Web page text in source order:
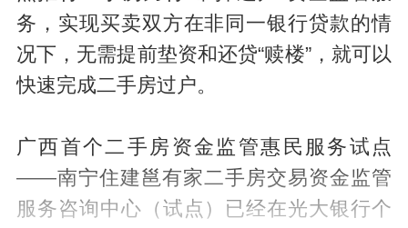
务，实现买卖双方在非同一银行贷款的情
况下，无需提前垫资和还贷“赎楼”，就可以
快速完成二手房过户。
广西首个二手房资金监管惠民服务试点
——南宁住建邕有家二手房交易资金监管
服务咨询中心（试点）已经在光大银行个